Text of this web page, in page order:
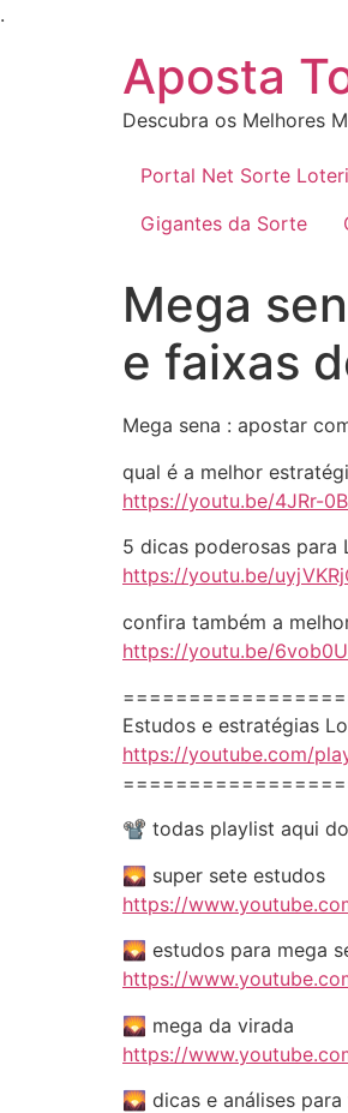
.
Aposta
Descubra os Melhores
Portal Net Sorte
Gigantes da Sorte
Mega
e faixas
Mega sena : apostar
qual é a melhor
https://youtu.be/4JRr-
5 dicas poderosas para
https://youtu.be/
confira também a
https://youtu.be/
Estudos e estratégias
https://youtube.com/
📽️ todas playlist aqui
🌄 super sete estudos
https://
🌄 estudos para mega
https://
🌄 mega da virada
https://
🌄 dicas e análises